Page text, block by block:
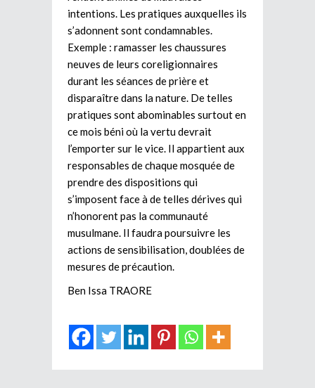
intentions. Les pratiques auxquelles ils
s’adonnent sont condamnables.
Exemple : ramasser les chaussures
neuves de leurs coreligionnaires
durant les séances de prière et
disparaître dans la nature. De telles
pratiques sont abominables surtout en
ce mois béni où la vertu devrait
l’emporter sur le vice. Il appartient aux
responsables de chaque mosquée de
prendre des dispositions qui
s’imposent face à de telles dérives qui
n’honorent pas la communauté
musulmane. Il faudra poursuivre les
actions de sensibilisation, doublées de
mesures de précaution.
Ben Issa TRAORE